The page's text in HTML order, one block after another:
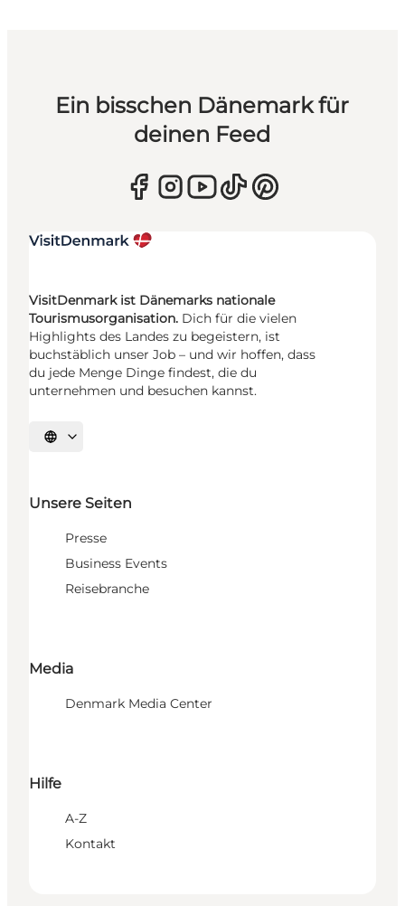
Ein bisschen Dänemark für
deinen Feed
VisitDenmark ist Dänemarks nationale
Tourismusorganisation. Dich für die vielen
Highlights des Landes zu begeistern, ist
buchstäblich unser Job – und wir hoffen, dass
du jede Menge Dinge findest, die du
unternehmen und besuchen kannst.
Sprache auswählen
Unsere Seiten
Presse
Business Events
Reisebranche
Media
Denmark Media Center
Hilfe
A-Z
Kontakt